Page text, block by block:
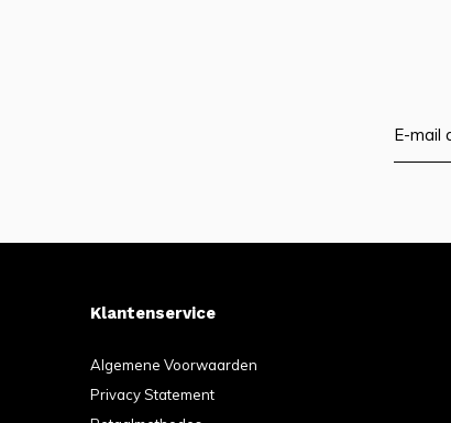
Klantenservice
Algemene Voorwaarden
Privacy Statement